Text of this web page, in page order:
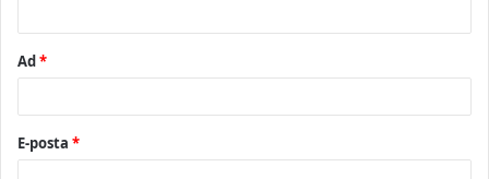
Ad*
E-posta *